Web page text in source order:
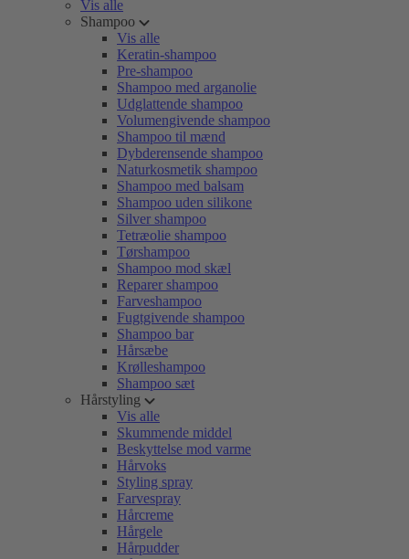
Vis alle
Shampoo
Vis alle
Keratin-shampoo
Pre-shampoo
Shampoo med arganolie
Udglattende shampoo
Volumengivende shampoo
Shampoo til mænd
Dybderensende shampoo
Naturkosmetik shampoo
Shampoo med balsam
Shampoo uden silikone
Silver shampoo
Tetræolie shampoo
Tørshampoo
Shampoo mod skæl
Reparer shampoo
Farveshampoo
Fugtgivende shampoo
Shampoo bar
Hårsæbe
Krølleshampoo
Shampoo sæt
Hårstyling
Vis alle
Skummende middel
Beskyttelse mod varme
Hårvoks
Styling spray
Farvespray
Hårcreme
Hårgele
Hårpudder